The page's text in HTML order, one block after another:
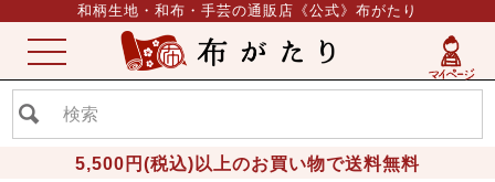
和柄生地・和布・手芸の通販店《公式》布がたり
5,500円(税込)以上のお買い物で送料無料
ME
NU